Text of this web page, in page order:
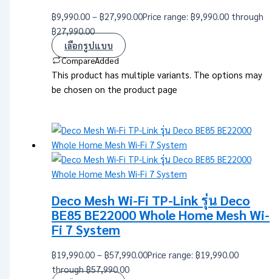
฿9,990.00 – ฿27,990.00Price range: ฿9,990.00 through
฿27,990.00
เลือกรูปแบบ
CompareAdded
This product has multiple variants. The options may
be chosen on the product page
Deco Mesh Wi-Fi TP-Link รุ่น Deco
BE85 BE22000 Whole Home Mesh Wi-
Fi 7 System
฿19,990.00 – ฿57,990.00Price range: ฿19,990.00
through ฿57,990.00